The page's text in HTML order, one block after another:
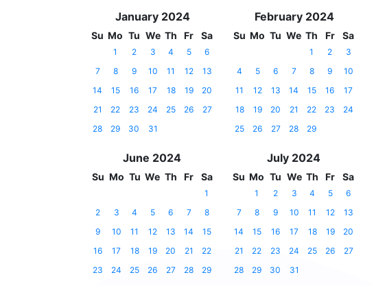
January 2024
Su Mo Tu We Th Fr Sa
1 2 3 4 5
6
7
8 9 10 11 12
13
14
15 16 17 18 19
20
21
22 23 24 25 26
27
28
29 30 31
February 2024
Su Mo Tu We Th Fr Sa
1 2
3
4
5 6 7 8 9
10
11
12 13 14 15 16
17
18
19 20 21 22 23
24
25
26 27 28 29
June 2024
Su Mo Tu We Th Fr Sa
1
2
3 4 5 6 7
8
9
10 11 12 13 14
15
16
17 18 19 20 21
22
23
24 25 26 27 28 29
July 2024
Su Mo Tu We Th Fr Sa
1 2 3 4 5
6
7
8 9 10 11 12
13
14
15 16 17 18 19
20
21
22 23 24 25 26
27
28
29 30 31